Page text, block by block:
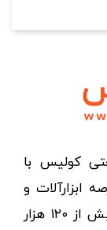
کولیس با
در عرصه ابزارآلات و
کالاهای صنعتی توانسته مورد اعتماد بیش از ۱۲۰ هزار